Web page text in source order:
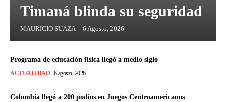
Timaná blinda su seguridad
MAURICIO SUAZA - 6 Agosto, 2026
Programa de educación física llegó a medio siglo
ACTUALIDAD 6 agosto, 2026
Colombia llegó a 200 podios en Juegos Centroamericanos